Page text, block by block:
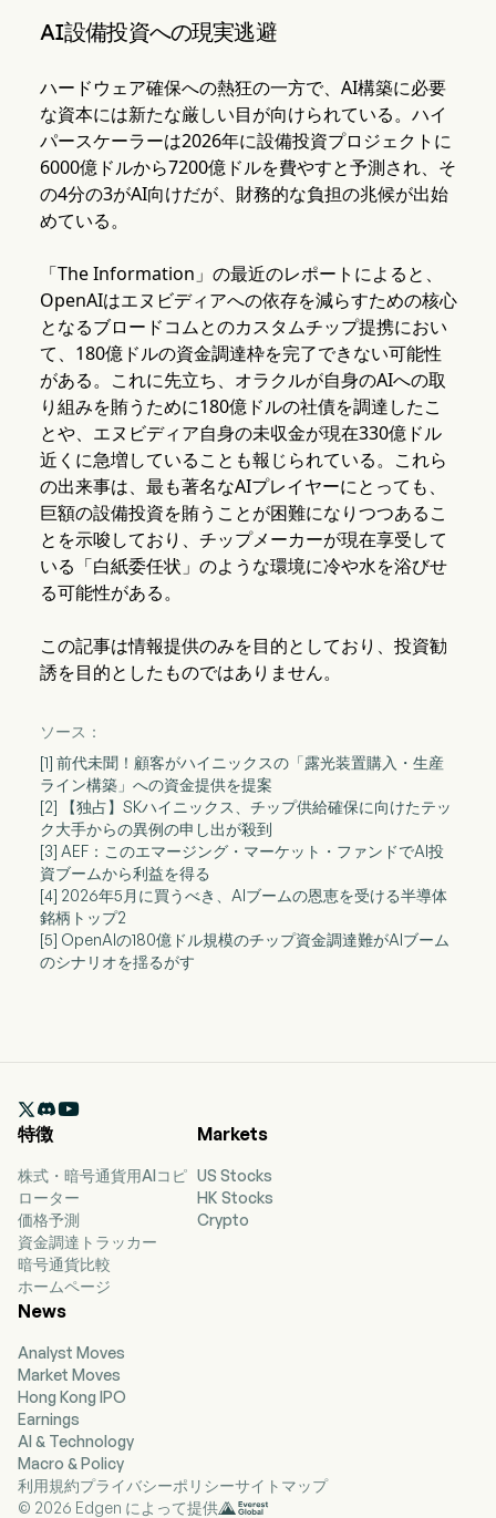
AI設備投資への現実逃避
ハードウェア確保への熱狂の一方で、AI構築に必要
な資本には新たな厳しい目が向けられている。ハイ
パースケーラーは2026年に設備投資プロジェクトに
6000億ドルから7200億ドルを費やすと予測され、そ
の4分の3がAI向けだが、財務的な負担の兆候が出始
めている。
「The Information」の最近のレポートによると、
OpenAIはエヌビディアへの依存を減らすための核心
となるブロードコムとのカスタムチップ提携におい
て、180億ドルの資金調達枠を完了できない可能性
がある。これに先立ち、オラクルが自身のAIへの取
り組みを賄うために180億ドルの社債を調達したこ
とや、エヌビディア自身の未収金が現在330億ドル
近くに急増していることも報じられている。これら
の出来事は、最も著名なAIプレイヤーにとっても、
巨額の設備投資を賄うことが困難になりつつあるこ
とを示唆しており、チップメーカーが現在享受して
いる「白紙委任状」のような環境に冷や水を浴びせ
る可能性がある。
この記事は情報提供のみを目的としており、投資勧
誘を目的としたものではありません。
ソース：
[1] 前代未聞！顧客がハイニックスの「露光装置購入・生産
ライン構築」への資金提供を提案
[2] 【独占】SKハイニックス、チップ供給確保に向けたテッ
ク大手からの異例の申し出が殺到
[3] AEF：このエマージング・マーケット・ファンドでAI投
資ブームから利益を得る
[4] 2026年5月に買うべき、AIブームの恩恵を受ける半導体
銘柄トップ2
[5] OpenAIの180億ドル規模のチップ資金調達難がAIブーム
のシナリオを揺るがす

特徴
株式・暗号通貨用AIコピ
ローター
価格予測
資金調達トラッカー
暗号通貨比較
ホームページ
Markets
US Stocks
HK Stocks
Crypto
News
Analyst Moves
Market Moves
Hong Kong IPO
Earnings
AI & Technology
Macro & Policy
利用規約プライバシーポリシーサイトマップ
© 2026 Edgen によって提供